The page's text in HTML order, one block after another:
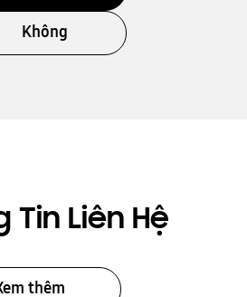
Không
Tin Liên Hệ
thêm